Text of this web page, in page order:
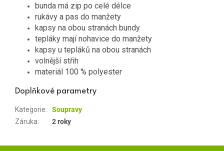
bunda má zip po celé délce
rukávy a pas do manžety
kapsy na obou stranách bundy
tepláky mají nohavice do manžety
kapsy u tepláků na obou stranách
volnější střih
materiál 100 % polyester
Doplňkové parametry
Kategorie:
Soupravy
Záruka: 2 roky